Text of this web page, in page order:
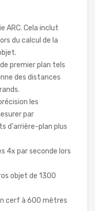
ARC. Cela inclut
du calcul de la
premier plan tels
des distances
les
par
d'arrière-plan plus
4x par seconde lors
objet de 1300
cerf à 600 mètres